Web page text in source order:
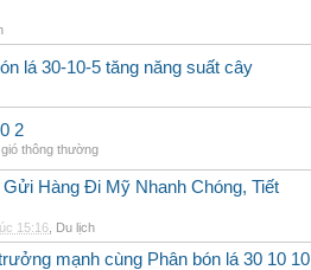
lá 30-10-5 tăng năng suất cây
2
thông thường
Hàng Đi Mỹ Nhanh Chóng, Tiết
15:16 Du lịch
mạnh cùng Phân bón lá 30 10 10